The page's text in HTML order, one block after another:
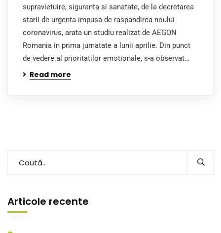
supravietuire, siguranta si sanatate, de la decretarea
starii de urgenta impusa de raspandirea noului
coronavirus, arata un studiu realizat de AEGON
Romania in prima jumatate a lunii aprilie. Din punct
de vedere al prioritatilor emotionale, s-a observat…
Read more
Articole recente